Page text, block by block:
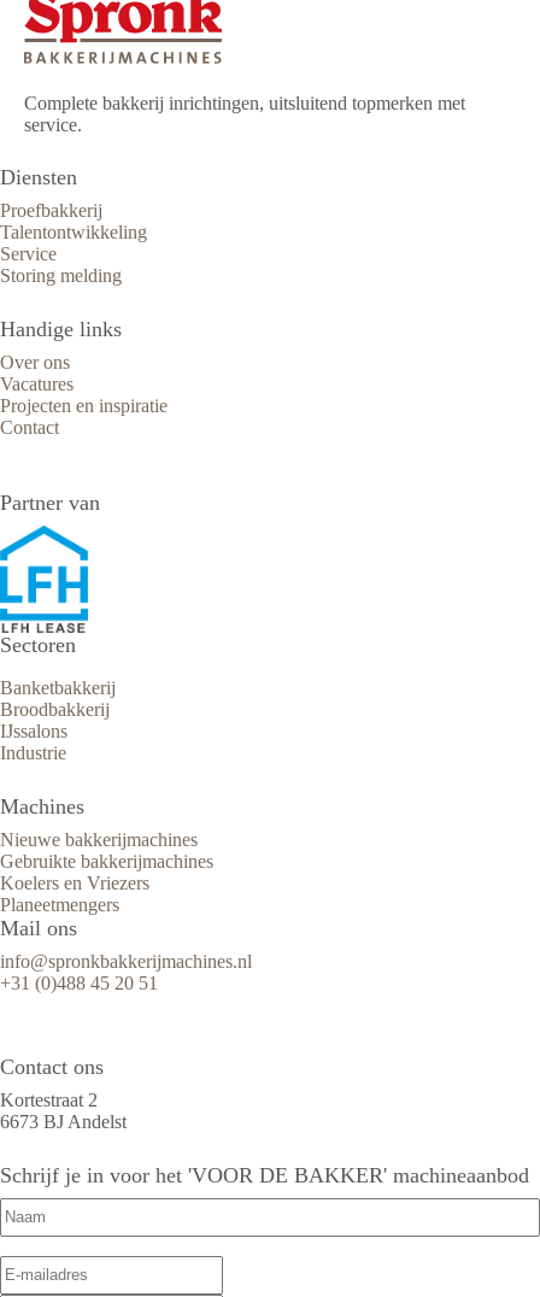
Complete bakkerij inrichtingen, uitsluitend topmerken met
service.
Diensten
Proefbakkerij
Talentontwikkeling
Service
Storing melding
Handige links
Over ons
Vacatures
Projecten en inspiratie
Contact
Partner van
Sectoren
Banketbakkerij
Broodbakkerij
IJssalons
Industrie
Machines
Nieuwe bakkerijmachines
Gebruikte bakkerijmachines
Koelers en Vriezers
Planeetmengers
Mail ons
info@spronkbakkerijmachines.nl
+31 (0)488 45 20 51
Contact ons
Kortestraat 2
6673 BJ Andelst
Schrijf je in voor het 'VOOR DE BAKKER' machineaanbod
Naam
E-
mailadres(Vereist)